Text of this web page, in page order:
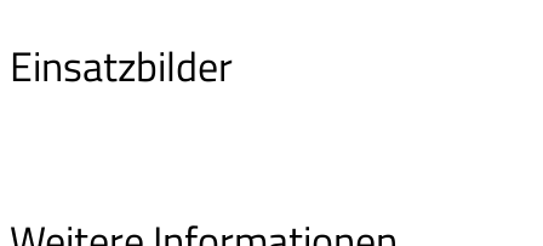
Einsatzbilder